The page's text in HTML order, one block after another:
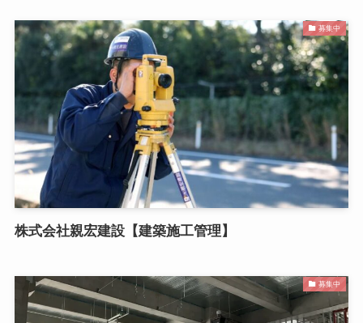
募集中
株式会社親宏建設【建築施工管理】
募集中